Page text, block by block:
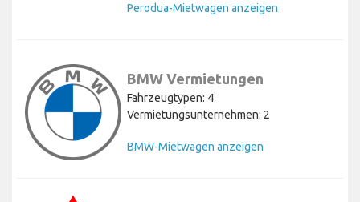
Perodua-Mietwagen anzeigen
BMW Vermietungen
Fahrzeugtypen: 4
Vermietungsunternehmen: 2
BMW-Mietwagen anzeigen